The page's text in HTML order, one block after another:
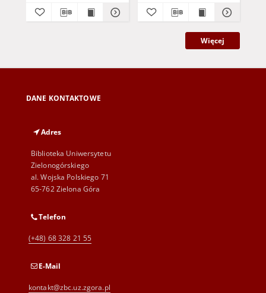
Więcej
DANE KONTAKTOWE
Adres
Biblioteka Uniwersytetu
Zielonogórskiego
al. Wojska Polskiego 71
65-762 Zielona Góra
Telefon
(+48) 68 328 21 55
E-Mail
kontakt@zbc.uz.zgora.pl